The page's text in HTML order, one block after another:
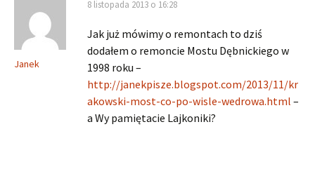
Janek
8 listopada 2013 o 16:28
Jak już mówimy o remontach to dziś
dodałem o remoncie Mostu Dębnickiego w
1998 roku –
http://janekpisze.blogspot.com/2013/11/kr
akowski-most-co-po-wisle-wedrowa.html –
a Wy pamiętacie Lajkoniki?